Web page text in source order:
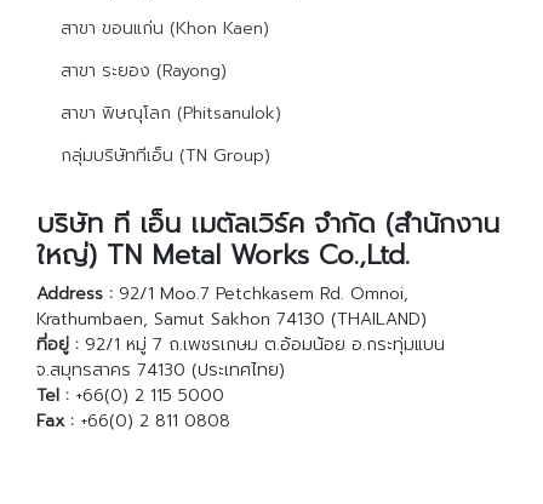
สาขา ขอนแก่น (Khon Kaen)
สาขา ระยอง (Rayong)
สาขา พิษณุโลก (Phitsanulok)
กลุ่มบริษัททีเอ็น (TN Group)
บริษัท ที เอ็น เมตัลเวิร์ค จำกัด (สำนักงาน
ใหญ่) TN Metal Works Co.,Ltd.
Address : 92/1 Moo.7 Petchkasem Rd. Omnoi,
Krathumbaen, Samut Sakhon 74130 (THAILAND)
ที่อยู่ : 92/1 หมู่ 7 ถ.เพชรเกษม ต.อ้อมน้อย อ.กระทุ่มแบน
จ.สมุทรสาคร 74130 (ประเทศไทย)
Tel : +66(0) 2 115 5000
Fax : +66(0) 2 811 0808